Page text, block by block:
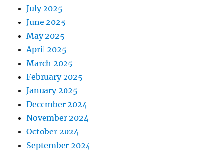
July 2025
June 2025
May 2025
April 2025
March 2025
February 2025
January 2025
December 2024
November 2024
October 2024
September 2024